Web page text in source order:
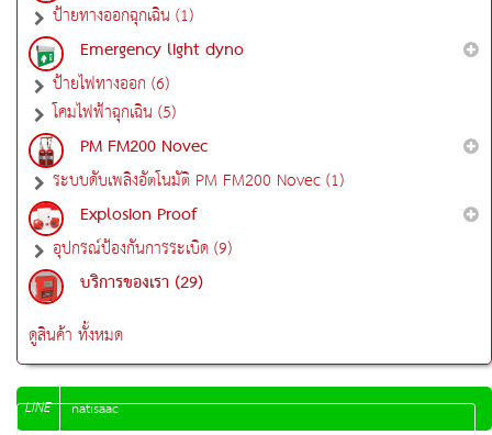
ป้ายทางออกฉุกเฉิน (1)
Emergency light dyno
ป้ายไฟทางออก (6)
โคมไฟฟ้าฉุกเฉิน (5)
PM FM200 Novec
ระบบดับเพลิงอัตโนมัติ PM FM200 Novec (1)
Explosion Proof
อุปกรณ์ป้องกันการระเบิด (9)
บริการของเรา (29)
ดูสินค้า ทั้งหมด
LINE natisaac